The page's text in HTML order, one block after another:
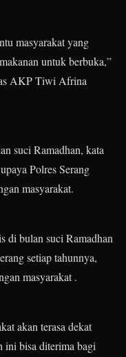
masyarakat yang
untuk berbuka,”
AKP Tiwi Afrina
suci Ramadhan, kata
Polres Serang
masyarakat.
di bulan suci Ramadhan
setiap tahunnya,
masyarakat .
akan terasa dekat
ini bisa diterima bagi